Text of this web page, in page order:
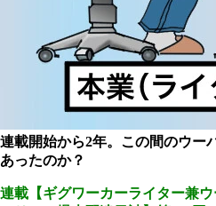
連載開始から2年。この間のウー
あったのか？
連載【ギグワーカーライター兼